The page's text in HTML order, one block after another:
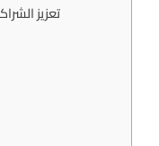
تعزيز